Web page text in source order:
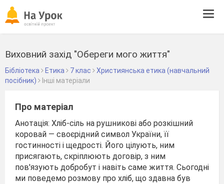
Виховний захід "Обереги мого життя"
Бібліотека Етика 7 клас
Християнська етика (навчальний
посібник)
Інші матеріали
Про матеріал
Анотація: Хліб-сіль на рушникові або розкішний
коровай — своєрідний символ України, її
гостинності і щедрості. Його цілують, ним
присягають, скріплюють договір, з ним
пов'язують добробут і навіть саме життя. Сьогодні
ми поведемо розмову про хліб, що здавна був